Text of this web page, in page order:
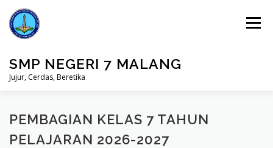
konten
SMP NEGERI 7 MALANG
Jujur, Cerdas, Beretika
Menu
BERANDA PRESTASI MASUK
PEMBAGIAN KELAS 7 TAHUN
PELAJARAN 2026-2027